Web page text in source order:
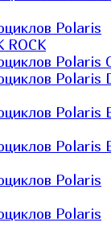
Polaris
ROCK
Polaris
Polaris
Polaris
Polaris
Polaris
Polaris